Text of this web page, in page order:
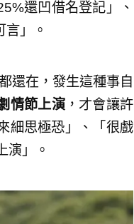
還凹借名登記」、
」。
還在，發生這種事自
情節上演，才會讓許
細思極恐」、「很戲
演」。